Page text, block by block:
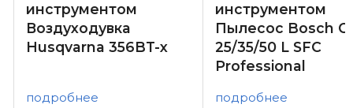
инструментом
Воздуходувка
Husqvarna 356BT-x
подробнее
инструментом
Пылесос Bosch
25/35/50 L SFC
Professional
подробнее